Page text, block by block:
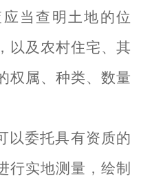
当查明土地的位
以及农村住宅、其
权属、种类、数量
以委托具有资质的
行实地测量，绘制